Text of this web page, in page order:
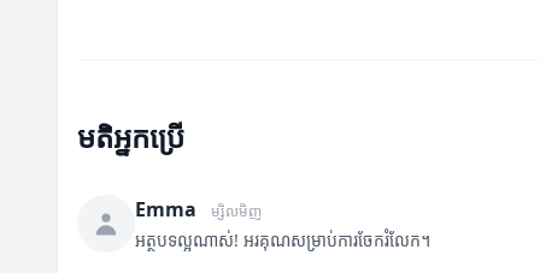
មតិអ្នកប្រើ
Emma ម្សិលមិញ
អត្ថបទល្អណាស់! អរគុណសម្រាប់ការចែករំលែក។